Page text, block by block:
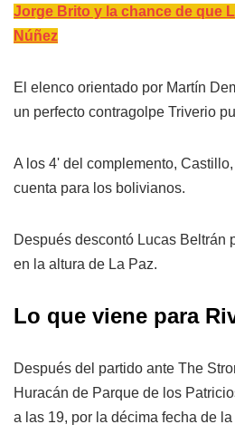
Jorge Brito y la chance de que
Núñez
El elenco orientado por Martín
un perfecto contragolpe Triverio
A los 4' del complemento,
cuenta para los bolivianos.
Después descontó Lucas Beltrán
en la altura de La Paz.
Lo que viene para
Después del partido ante The
Huracán de Parque de los
a las 19, por la décima fecha de